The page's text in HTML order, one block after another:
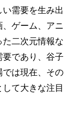
需要を生み出
ゲーム、アニ
た二次元情報な
であり、谷子
では現在、その
て大きな注目